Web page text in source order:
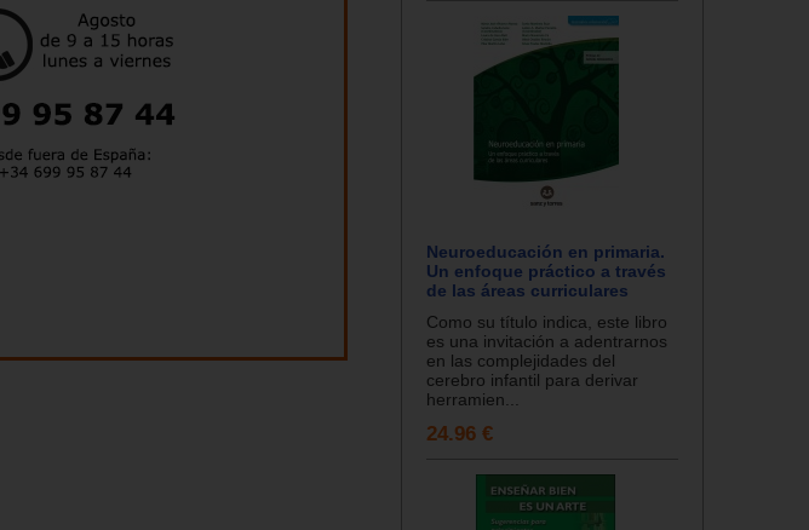
Neuroeducación en primaria.
Un enfoque práctico a través
de las áreas curriculares
Como su título indica, este libro
es una invitación a adentrarnos
en las complejidades del
cerebro infantil para derivar
herramien...
24.96 €